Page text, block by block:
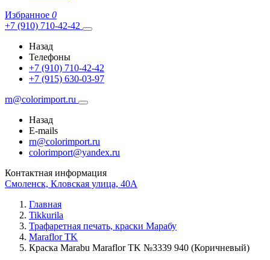
Избранное 0
+7 (910) 710-42-42
Назад
Телефоны
+7 (910) 710-42-42
+7 (915) 630-03-97
rn@colorimport.ru
Назад
E-mails
rn@colorimport.ru
colorimport@yandex.ru
Контактная информация
Смоленск, Кловская улица, 40А
Главная
Tikkurila
Трафаретная печать, краски Марабу
Maraflor TK
Краска Маrabu Maraflor TK №3339 940 (Коричневый)